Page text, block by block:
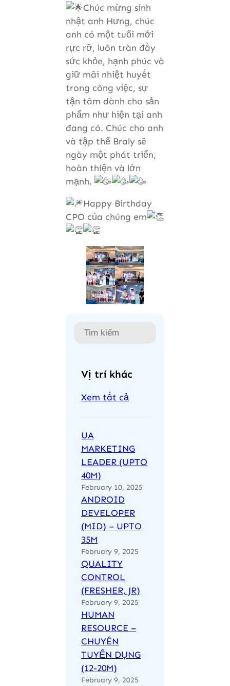
Chúc mừng sinh
nhật anh Hưng, chúc
anh có một tuổi mới
rực rỡ, luôn tràn đầy
sức khỏe, hạnh phúc và
giữ mãi nhiệt huyết
trong công việc, sự
tận tâm dành cho sản
phẩm như hiện tại anh
đang có. Chúc cho anh
và tập thể Braly sẽ
ngày một phát triển,
hoàn thiện và lớn
mạnh.
Happy Birthday
CPO của chúng em
Vị trí khác
Xem tất cả
UA
MARKETING
LEADER (UPTO
40M)
February 10, 2025
ANDROID
DEVELOPER
(MID) – UPTO
35M
February 9, 2025
QUALITY
CONTROL
(FRESHER, JR)
February 9, 2025
HUMAN
RESOURCE –
CHUYÊN
TUYỂN DỤNG
(12-20M)
February 9, 2025